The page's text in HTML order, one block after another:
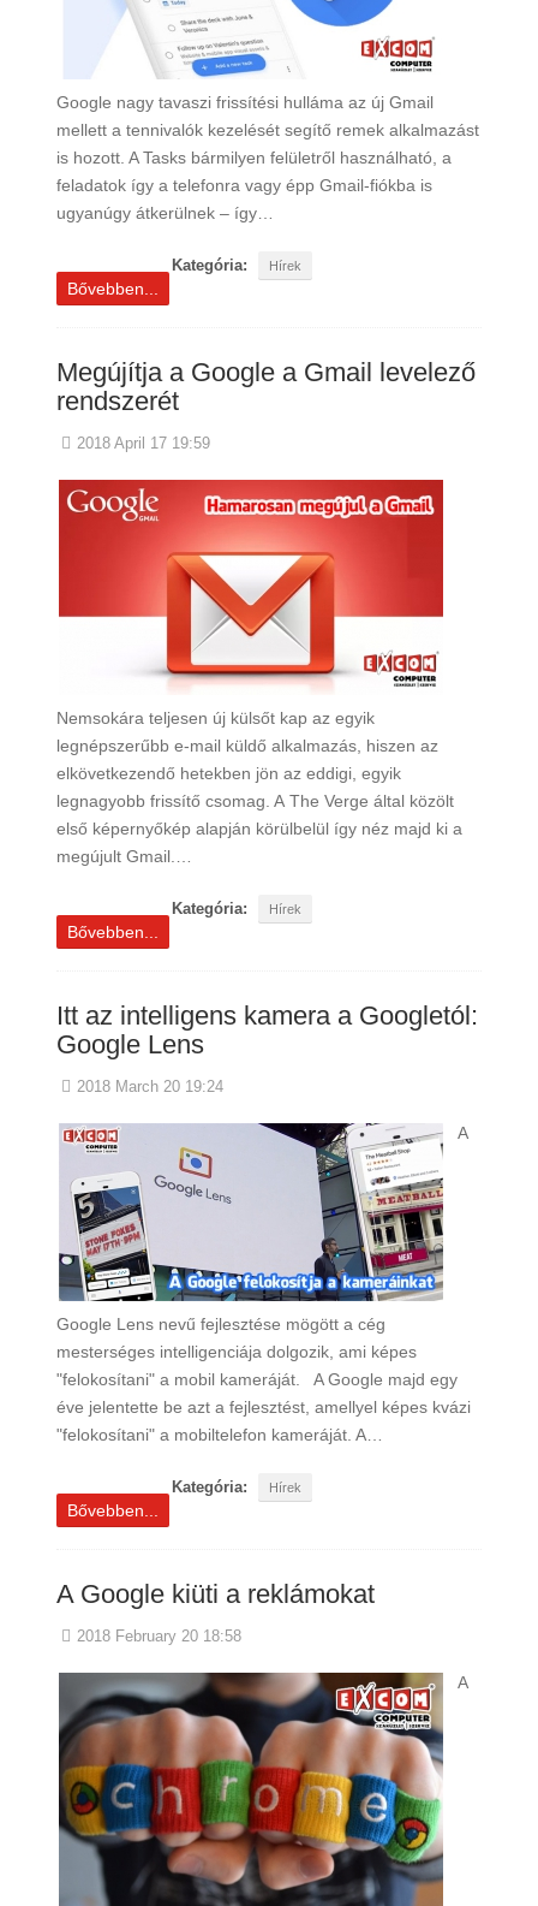
Google nagy tavaszi frissítési hulláma az új Gmail
mellett a tennivalók kezelését segítő remek alkalmazást
is hozott. A Tasks bármilyen felületről használható, a
feladatok így a telefonra vagy épp Gmail-fiókba is
ugyanúgy átkerülnek – így…
Kategória: Hírek
Bővebben...
Megújítja a Google a Gmail levelező
rendszerét
2018 April 17 19:59
Nemsokára teljesen új külsőt kap az egyik
legnépszerűbb e-mail küldő alkalmazás, hiszen az
elkövetkezendő hetekben jön az eddigi, egyik
legnagyobb frissítő csomag. A The Verge által közölt
első képernyőkép alapján körülbelül így néz majd ki a
megújult Gmail.…
Kategória: Hírek
Bővebben...
Itt az intelligens kamera a Googletól:
Google Lens
2018 March 20 19:24
A
Google Lens nevű fejlesztése mögött a cég
mesterséges intelligenciája dolgozik, ami képes
"felokosítani" a mobil kameráját. A Google majd egy
éve jelentette be azt a fejlesztést, amellyel képes kvázi
"felokosítani" a mobiltelefon kameráját. A…
Kategória: Hírek
Bővebben...
A Google kiüti a reklámokat
2018 February 20 18:58
A